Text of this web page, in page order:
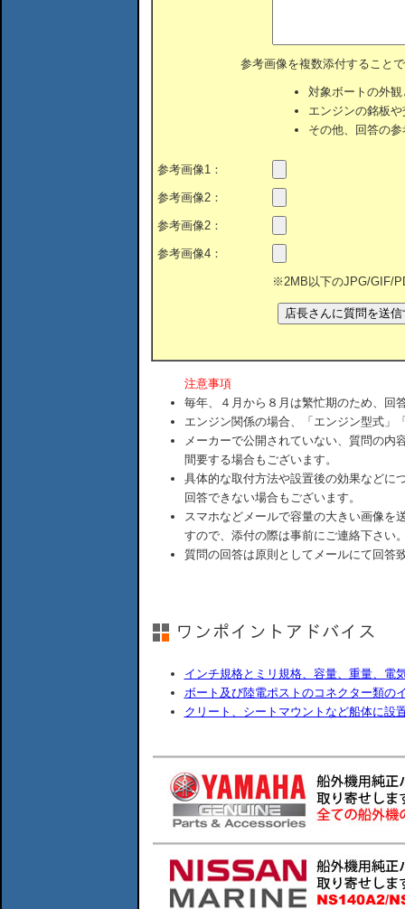
参考画像を複数添付すること
対象ボートの外
エンジンの銘板
その他、回答の
参考画像1：
参考画像2：
参考画像2：
参考画像4：
※2MB以下のJPG/GIF/
注意事項
毎年、４月から８月は繁忙期のため、回
エンジン関係の場合、「エンジン型式」
メーカーで公開されていない、質問の内
間要する場合もございます。
具体的な取付方法や設置後の効果などに
回答できない場合もございます。
スマホなどメールで容量の大きい画像を
すので、添付の際は事前にご連絡下さい
質問の回答は原則としてメールにて回答
インチ規格とミリ規格、容量、重量、電
ボート及び陸電ポストのコネクター類の
クリート、シートマウントなど船体に設